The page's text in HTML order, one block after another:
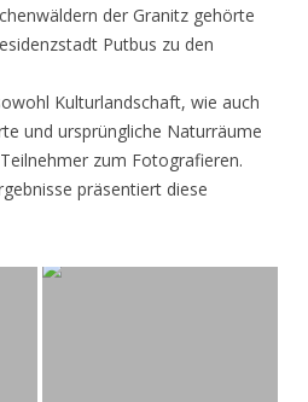
der Granitz gehörte
Putbus zu den
Kulturlandschaft, wie auch
und ursprüngliche Naturräume
zum Fotografieren.
präsentiert diese